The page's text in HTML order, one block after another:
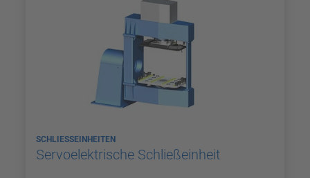
SCHLIESSEINHEITEN
Servoelektrische Schließeinheit